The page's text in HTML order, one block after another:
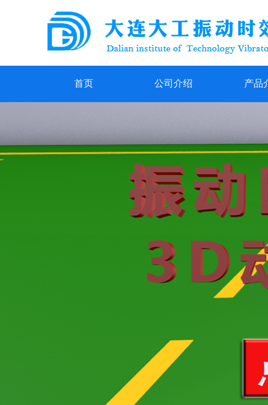
首页 公司介绍 产品